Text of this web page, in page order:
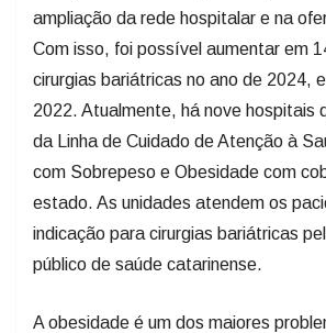
ampliação da rede hospitalar e na
Com isso, foi possível aumentar em
cirurgias bariátricas no ano de 2024,
2022. Atualmente, há nove hospitais
da Linha de Cuidado de Atenção à
com Sobrepeso e Obesidade com
estado. As unidades atendem os
indicação para cirurgias bariátricas
público de saúde catarinense.
A obesidade é um dos maiores